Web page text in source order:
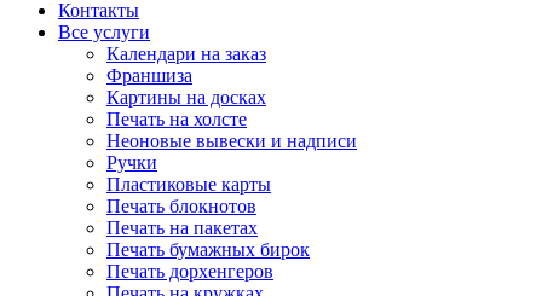
Контакты
Все услуги
Календари на заказ
Франшиза
Картины на досках
Печать на холсте
Неоновые вывески и надписи
Ручки
Пластиковые карты
Печать блокнотов
Печать на пакетах
Печать бумажных бирок
Печать дорхенгеров